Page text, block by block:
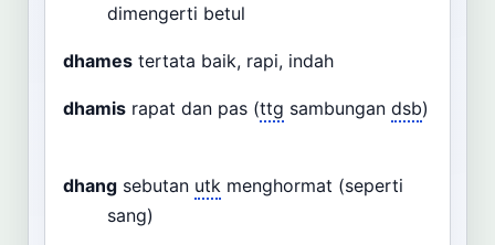
dimengerti betul
dhames tertata baik, rapi, indah
dhamis rapat dan pas (ttg sambungan dsb)
dhang sebutan utk menghormat (seperti
sang)